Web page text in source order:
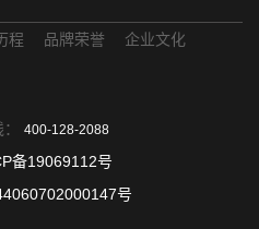
程 品牌荣誉
企业文化
400-128-2088
备19069112号
号